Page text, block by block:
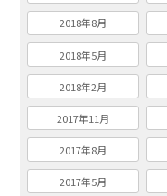
2018年8月
2018年5月
2018年2月
2017年11月
2017年8月
2017年5月